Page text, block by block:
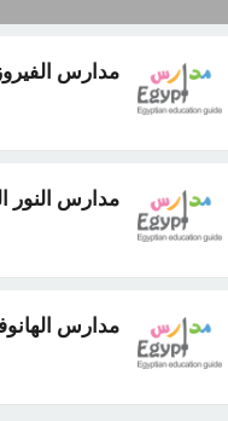
مدارس
مدارس النور
مدارس